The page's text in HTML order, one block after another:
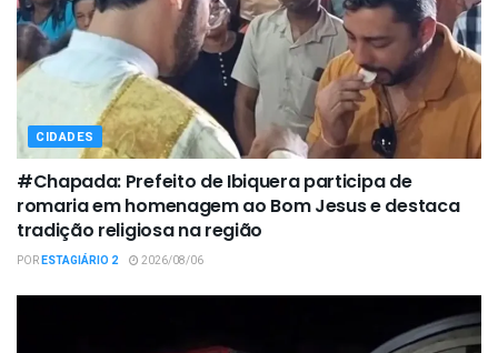
CIDADES
#Chapada: Prefeito de Ibiquera participa de
romaria em homenagem ao Bom Jesus e destaca
tradição religiosa na região
PORESTAGIÁRIO 2 2026/08/06